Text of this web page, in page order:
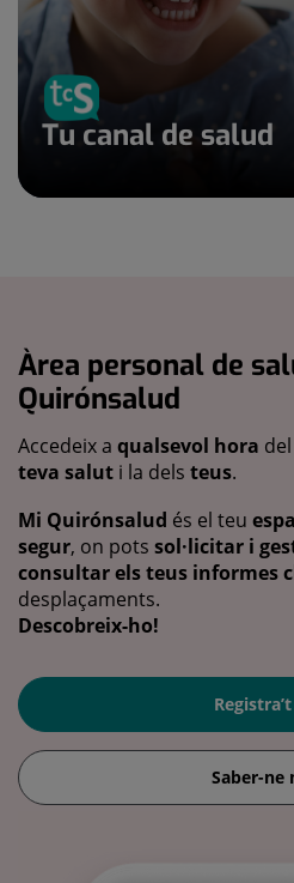
Tu canal de salud
Àrea personal de
Quirónsalud
Accedeix a qualsevol hora
teva salut i la dels teus.
Mi Quirónsalud és el teu
segur, on pots sol·licitar i
consultar els teus informes
desplaçaments.
Descobreix-ho!
Saber-ne